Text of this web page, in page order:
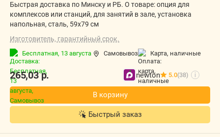
Быстрая доставка по Минску и РБ. О товаре: опция для
комплексов или станций, для занятий в зале, установка
напольная, сталь, 59x79 см
Изготовитель, гарантийный срок.
Бесплатная, 13 августа Самовывоз карта, наличные
265,03р. newton 5.0(38) i
В корзину
Быстрый заказ